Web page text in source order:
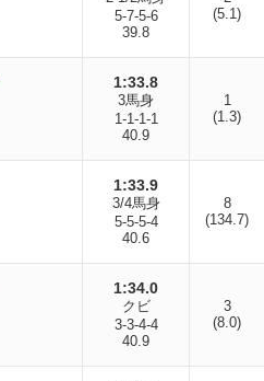
5-7-5-6
39.8
(5.1)
1:33.8
3馬身
1-1-1-1
40.9
1
(1.3)
1:33.9
3/4馬身
5-5-5-4
40.6
8
(134.7)
1:34.0
クビ
3-3-4-4
40.9
3
(8.0)